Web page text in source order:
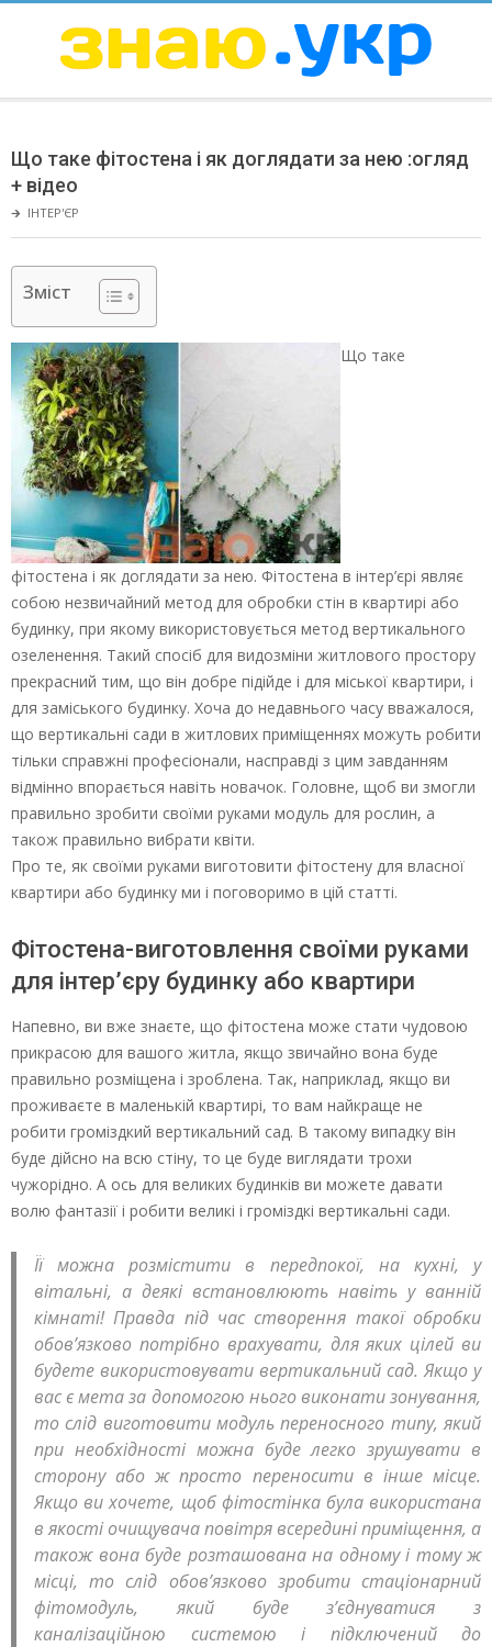
ЗНАЮ
Menu
Що таке фітостена і як доглядати за нею :огляд
+ відео
🡲 ІНТЕР'ЄР
Зміст
Що таке
фітостена і як доглядати за нею. Фітостена в інтер’єрі являє
собою незвичайний метод для обробки стін в квартирі або
будинку, при якому використовується метод вертикального
озеленення. Такий спосіб для видозміни житлового простору
прекрасний тим, що він добре підійде і для міської квартири, і
для заміського будинку. Хоча до недавнього часу вважалося,
що вертикальні сади в житлових приміщеннях можуть робити
тільки справжні професіонали, насправді з цим завданням
відмінно впорається навіть новачок. Головне, щоб ви змогли
правильно зробити своїми руками модуль для рослин, а
також правильно вибрати квіти.
Про те, як своїми руками виготовити фітостену для власної
квартири або будинку ми і поговоримо в цій статті.
Фітостена-виготовлення своїми руками
для інтер’єру будинку або квартири
Напевно, ви вже знаєте, що фітостена може стати чудовою
прикрасою для вашого житла, якщо звичайно вона буде
правильно розміщена і зроблена. Так, наприклад, якщо ви
проживаєте в маленькій квартирі, то вам найкраще не
робити громіздкий вертикальний сад. В такому випадку він
буде дійсно на всю стіну, то це буде виглядати трохи
чужорідно. А ось для великих будинків ви можете давати
волю фантазії і робити великі і громіздкі вертикальні сади.
Її можна розмістити в передпокої, на кухні, у
вітальні, а деякі встановлюють навіть у ванній
кімнаті! Правда під час створення такої обробки
обов’язково потрібно врахувати, для яких цілей ви
будете використовувати вертикальний сад. Якщо у
вас є мета за допомогою нього виконати зонування,
то слід виготовити модуль переносного типу, який
при необхідності можна буде легко зрушувати в
сторону або ж просто переносити в інше місце.
Якщо ви хочете, щоб фітостінка була використана
в якості очищувача повітря всередині приміщення, а
також вона буде розташована на одному і тому ж
місці, то слід обов’язково зробити стаціонарний
фітомодуль, який буде з’єднуватися з
каналізаційною системою і підключений до